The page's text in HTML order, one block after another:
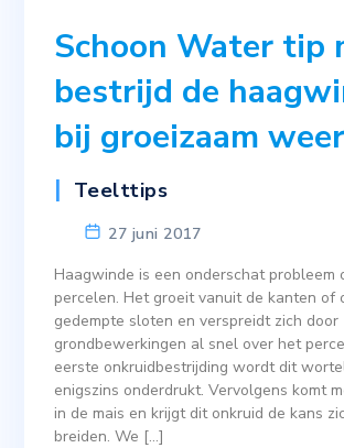
Schoon Water tip
bestrijd de
bij groeizaam weer
Teelttips
27 juni 2017
Haagwinde is een onderschat probleem
percelen. Het groeit vanuit de kanten of
gedempte sloten en verspreidt zich door
grondbewerkingen al snel over het
eerste onkruidbestrijding wordt dit
enigszins onderdrukt. Vervolgens komt
in de mais en krijgt dit onkruid de kans
breiden. We […]